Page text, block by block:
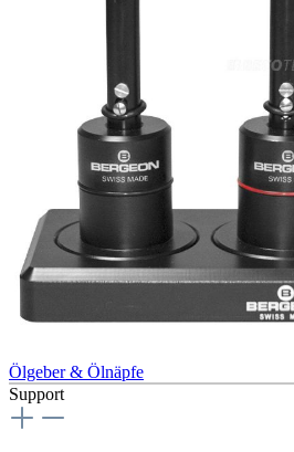
Ölgeber & Ölnäpfe
Support